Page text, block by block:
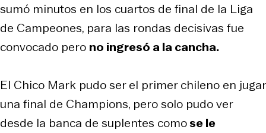
sumó minutos en los cuartos de final de la Liga
de Campeones, para las rondas decisivas fue
convocado pero no ingresó a la cancha.
El Chico Mark pudo ser el primer chileno en jugar
una final de Champions, pero solo pudo ver
desde la banca de suplentes comose le